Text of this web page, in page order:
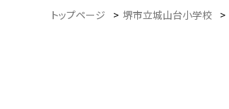
トップページ > 堺市立城山台小学校 >